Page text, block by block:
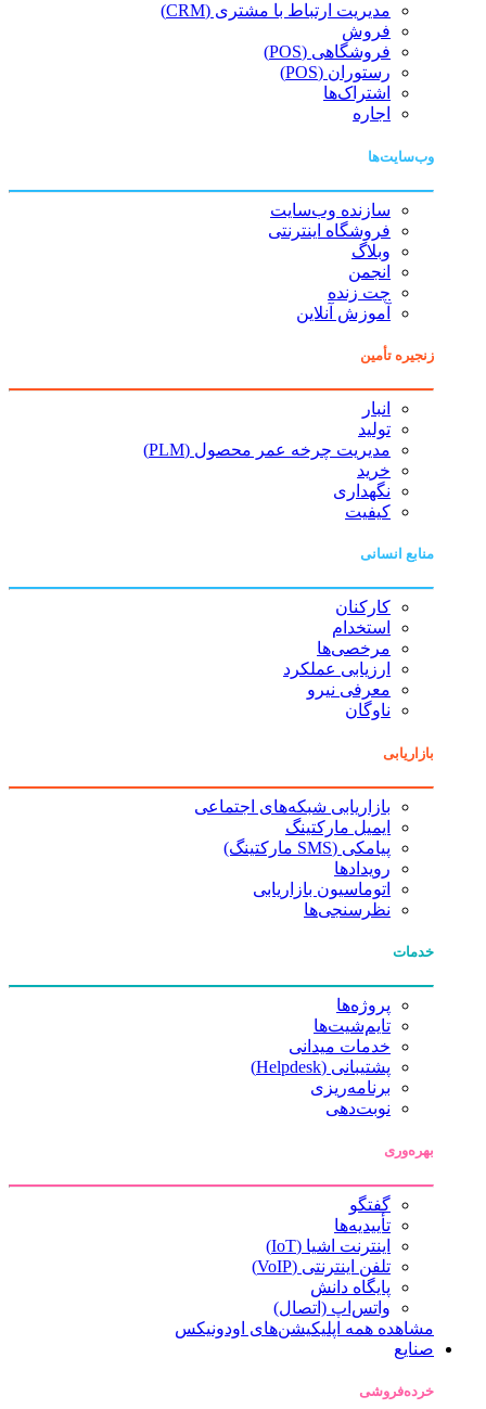
مدیریت ارتباط با مشتری (CRM)
فروش
فروشگاهی (POS)
رستوران (POS)
اشتراک‌ها
اجاره
وب‌سایت‌ها
سازنده وب‌سایت
فروشگاه اینترنتی
وبلاگ
انجمن
چت زنده
آموزش آنلاین
زنجیره تأمین
انبار
تولید
مدیریت چرخه عمر محصول (PLM)
خرید
نگهداری
کیفیت
منابع انسانی
کارکنان
استخدام
مرخصی‌ها
ارزیابی عملکرد
معرفی نیرو
ناوگان
بازاریابی
بازاریابی شبکه‌های اجتماعی
ایمیل مارکتینگ
پیامکی (SMS مارکتینگ)
رویدادها
اتوماسیون بازاریابی
نظرسنجی‌ها
خدمات
پروژه‌ها
تایم‌شیت‌ها
خدمات میدانی
پشتیبانی (Helpdesk)
برنامه‌ریزی
نوبت‌دهی
بهره‌وری
گفتگو
تأییدیه‌ها
اینترنت اشیا (IoT)
تلفن اینترنتی (VoIP)
پایگاه دانش
واتس‌اپ (اتصال)
مشاهده همه اپلیکیشن‌های اودونیکس
صنایع
خرده‌فروشی